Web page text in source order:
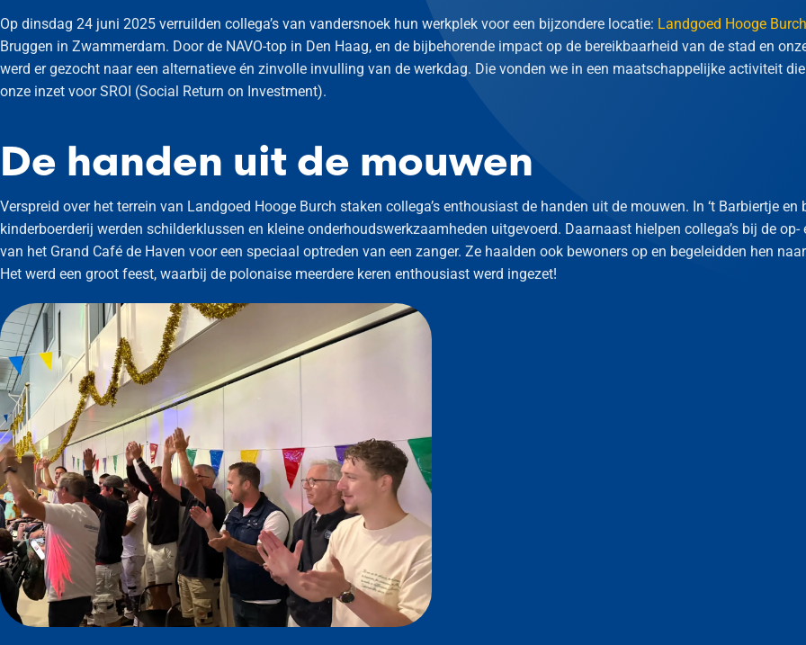
Op dinsdag 24 juni 2025 verruilden collega’s van vandersnoek hun werkplek voor een bijzondere locatie: Landgoed Hooge Burch
Bruggen in Zwammerdam. Door de NAVO-top in Den Haag, en de bijbehorende impact op de bereikbaarheid van de stad en
werd er gezocht naar een alternatieve én zinvolle invulling van de werkdag. Die vonden we in een maatschappelijke activiteit
onze inzet voor SROI (Social Return on Investment).
De handen uit de mouwen
Verspreid over het terrein van Landgoed Hooge Burch staken collega’s enthousiast de handen uit de mouwen. In ‘t Barbiertje en
kinderboerderij werden schilderklussen en kleine onderhoudswerkzaamheden uitgevoerd. Daarnaast hielpen collega’s bij de
van het Grand Café de Haven voor een speciaal optreden van een zanger. Ze haalden ook bewoners op en begeleidden hen
Het werd een groot feest, waarbij de polonaise meerdere keren enthousiast werd ingezet!